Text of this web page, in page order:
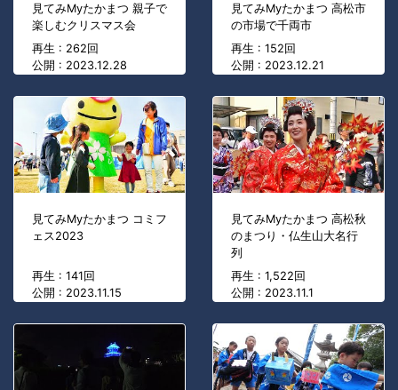
見てみMyたかまつ 親子で
楽しむクリスマス会
再生 : 262回
公開 : 2023.12.28
見てみMyたかまつ 高松市
の市場で千両市
再生 : 152回
公開 : 2023.12.21
見てみMyたかまつ コミフ
ェス2023
再生 : 141回
公開 : 2023.11.15
見てみMyたかまつ 高松秋
のまつり・仏生山大名行
列
再生 : 1,522回
公開 : 2023.11.1